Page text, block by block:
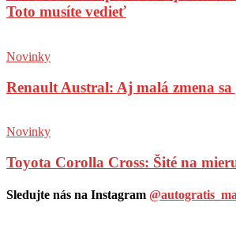
Toto musíte vedieť
Novinky
Renault Austral: Aj malá zmena sa
Novinky
Toyota Corolla Cross: Šité na
Sledujte nás na Instagram